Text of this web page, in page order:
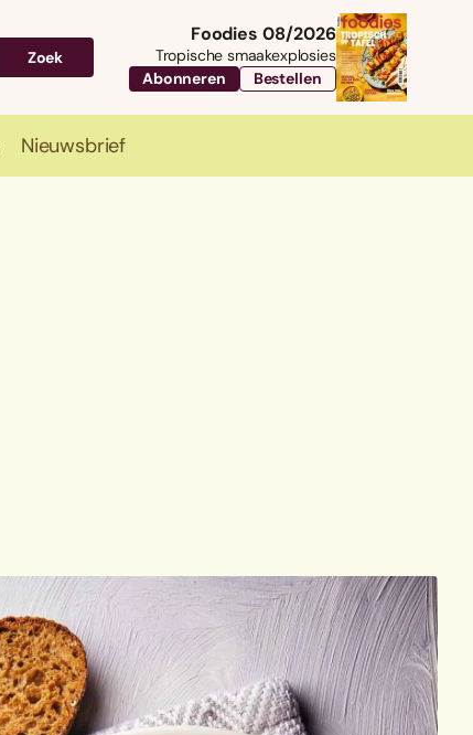
Zoek
Foodies 08/2026
Tropische smaakexplosies
Abonneren
Bestellen
Nieuwsbrief